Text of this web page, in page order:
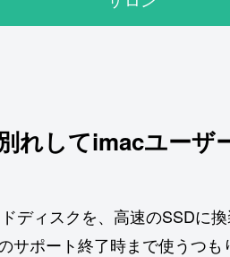
れしてimacユーザ
ディスクを、高速のSSDに
サポート終了時まで使うつ